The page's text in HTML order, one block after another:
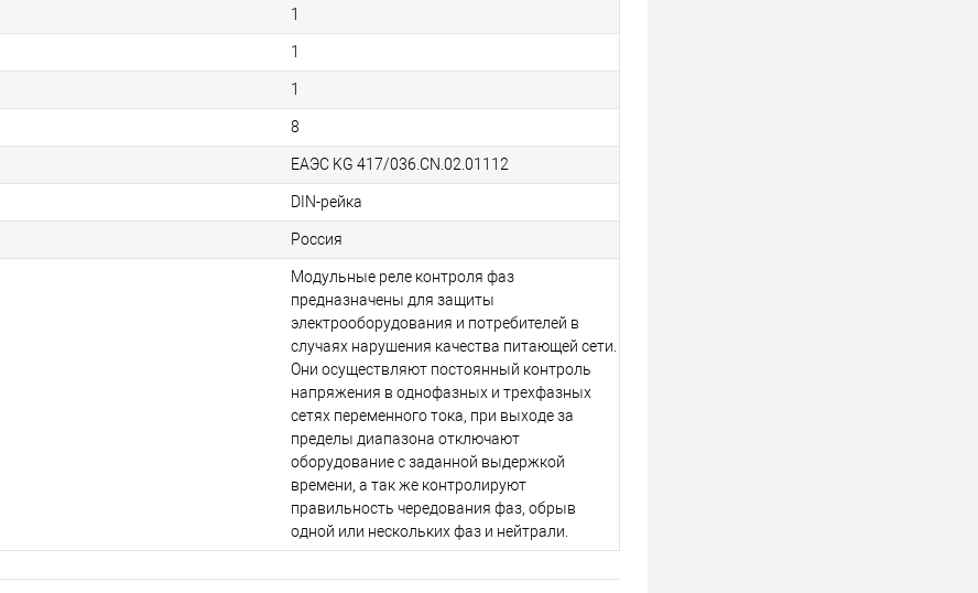
1
1
1
8
ЕАЭС KG 417/036.CN.02.01112
DIN-рейка
Россия
Модульные реле контроля фаз
предназначены для защиты
электрооборудования и потребителей в
случаях нарушения качества питающей сети.
Они осуществляют постоянный контроль
напряжения в однофазных и трехфазных
сетях переменного тока, при выходе за
пределы диапазона отключают
оборудование с заданной выдержкой
времени, а так же контролируют
правильность чередования фаз, обрыв
одной или нескольких фаз и нейтрали.